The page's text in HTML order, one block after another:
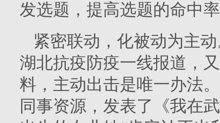
发选题，提高选题的命中
紧密联动，化被动为主
湖北抗疫防疫一线报道，
料，主动出击是唯一办法
同事资源，发表了《我在